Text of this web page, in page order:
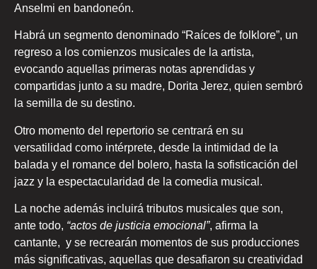
Anselmi en bandoneón.
Habrá un segmento denominado “Raíces de folklore”, un
regreso a los comienzos musicales de la artista,
evocando aquellas primeras notas aprendidas y
compartidas junto a su madre, Dorita Jerez, quien sembró
la semilla de su destino.
Otro momento del repertorio se centrará en su
versatilidad como intérprete, desde la intimidad de la
balada y el romance del bolero, hasta la sofisticación del
jazz y la espectacularidad de la comedia musical.
La noche además incluirá tributos musicales que son,
ante todo, “actos de justicia emocional”, afirma la
cantante, y se recrearán momentos de sus producciones
más significativas, aquellas que desafiaron su creatividad